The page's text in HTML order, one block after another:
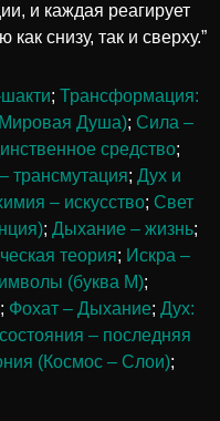
и каждая реагирует
снизу, так и сверху.”
; Трансформация:
Душа); Сила –
средство;
трансмутация; Дух и
– искусство; Свет
; Дыхание – жизнь;
теория; Искра –
(буква М);
; Фохат – Дыхание; Дух:
– последняя
(Космос – Слои);